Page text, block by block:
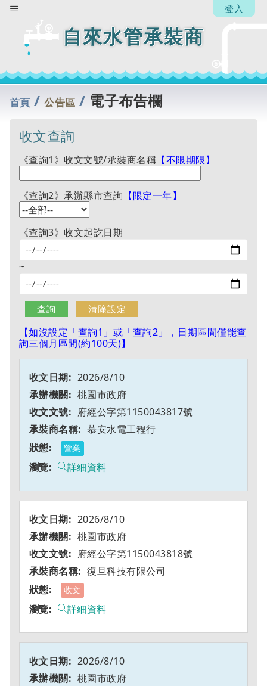
自來水管承裝商
登入
首頁 /公告區 / 電子布告欄
收文查詢
《查詢1》收文文號/承裝商名稱 【不限期限】
《查詢2》承辦縣市查詢 【限定一年】
《查詢3》收文起訖日期
~
【如沒設定「查詢1」或「查詢2」，日期區間僅能查
詢三個月區間(約100天)】
2026/8/10
桃園市政府
府經公字第1150043817號
慕安水電工程行
營業
詳細資料
2026/8/10
桃園市政府
府經公字第1150043818號
復旦科技有限公司
收文
詳細資料
2026/8/10
桃園市政府